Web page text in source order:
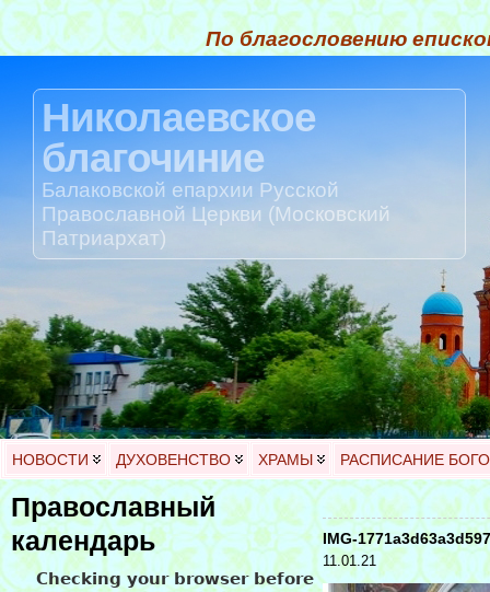
По благословению
Николаевское
благочиние
Балаковской епархии Русской
Православной Церкви (Московский
Патриархат)
НОВОСТИ ДУХОВЕНСТВО ХРАМЫ РАСПИСАНИЕ
Православный
календарь
IMG-
11.01.21